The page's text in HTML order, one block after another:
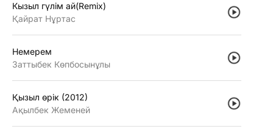
Кызыл гүлiм ай(Remix)
Қайрат Нұртас
Немерем
Заттыбек Көпбосынұлы
Қызыл өрiк (2012)
Ақылбек Жеменей